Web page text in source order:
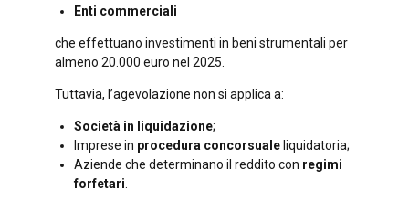
Enti commerciali
che effettuano investimenti in beni strumentali per
almeno 20.000 euro nel 2025.
Tuttavia, l’agevolazione non si applica a:
Società in liquidazione;
Imprese in procedura concorsuale liquidatoria;
Aziende che determinano il reddito con regimi
forfetari